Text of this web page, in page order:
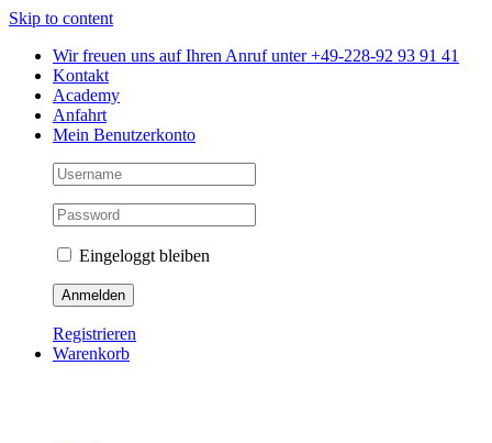
Skip to content
Wir freuen uns auf Ihren Anruf unter +49-228-92 93 91 41
Kontakt
Academy
Anfahrt
Mein Benutzerkonto
Eingeloggt bleiben
Registrieren
Warenkorb